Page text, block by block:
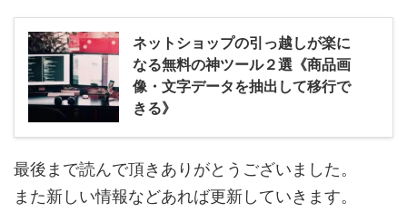
ネットショップの引っ越しが楽に
なる無料の神ツール２選《商品画
像・文字データを抽出して移行で
きる》
最後まで読んで頂きありがとうございました。
また新しい情報などあれば更新していきます。